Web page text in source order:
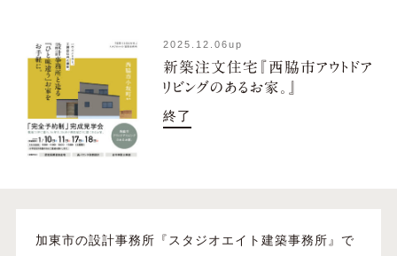
2025.12.06up
新築注文住宅『西脇市アウトドア
リビングのあるお家。』
終了
加東市の設計事務所『スタジオエイト建築事務所』で